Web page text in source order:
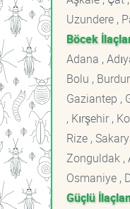
Uzundere ,
Böcek
Adana ,
Bolu ,
Gaziantep ,
, Kırşehir ,
Rize ,
Zonguldak ,
Osmaniye ,
Güçlü